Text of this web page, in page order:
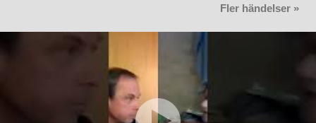
Fler händelser »